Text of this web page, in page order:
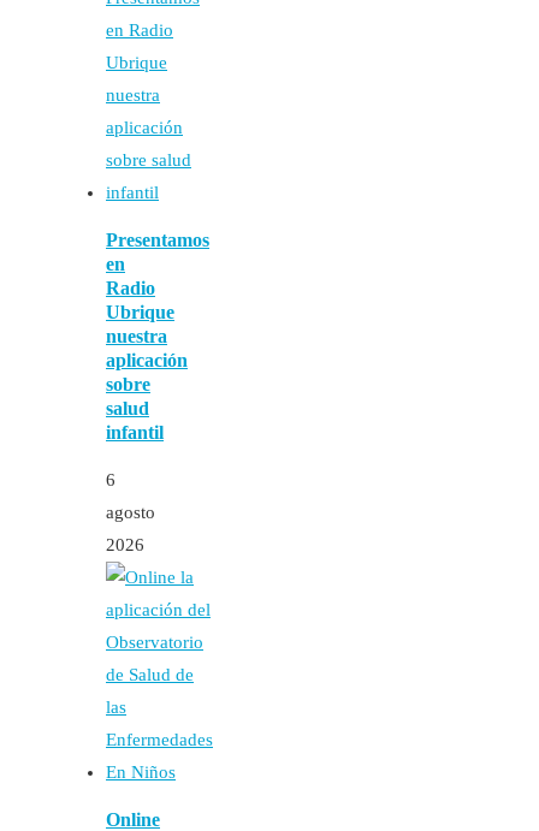
Presentamos
en
Radio
Ubrique
nuestra
aplicación
sobre
salud
infantil
6
agosto
2026
Online